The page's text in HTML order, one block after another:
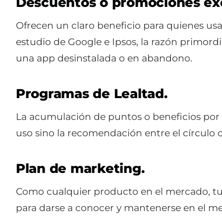
Ofrecen un claro beneficio para quienes
estudio de Google e Ipsos, la razón
una app desinstalada o en abandono.
Programas de Lealtad.
La acumulación de puntos o beneficios
uso sino la recomendación entre el círculo
Plan de marketing.
Como cualquier producto en el mercado,
para darse a conocer y mantenerse en el